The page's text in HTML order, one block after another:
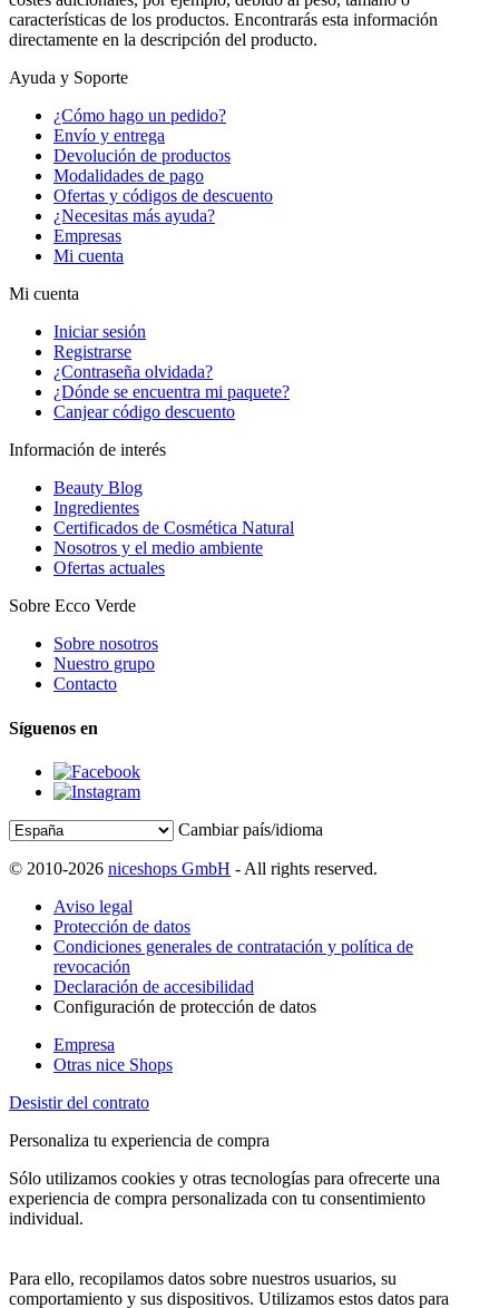
características de los productos. Encontrarás esta información
directamente en la descripción del producto.
Ayuda y Soporte
¿Cómo hago un pedido?
Envío y entrega
Devolución de productos
Modalidades de pago
Ofertas y códigos de descuento
¿Necesitas más ayuda?
Empresas
Mi cuenta
Mi cuenta
Iniciar sesión
Registrarse
¿Contraseña olvidada?
¿Dónde se encuentra mi paquete?
Canjear código descuento
Información de interés
Beauty Blog
Ingredientes
Certificados de Cosmética Natural
Nosotros y el medio ambiente
Ofertas actuales
Sobre Ecco Verde
Sobre nosotros
Nuestro grupo
Contacto
Síguenos en
Cambiar país/idioma
© 2010-2026 niceshops GmbH - All rights reserved.
Aviso legal
Protección de datos
Condiciones generales de contratación y política de
revocación
Declaración de accesibilidad
Configuración de protección de datos
Empresa
Otras nice Shops
Desistir del contrato
Personaliza tu experiencia de compra
Sólo utilizamos cookies y otras tecnologías para ofrecerte una
experiencia de compra personalizada con tu consentimiento
individual.
Para ello, recopilamos datos sobre nuestros usuarios, su
comportamiento y sus dispositivos. Utilizamos estos datos para